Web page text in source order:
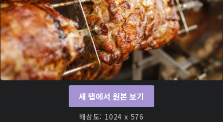
새 탭에서 원본 보기
해상도: 1024 x 576